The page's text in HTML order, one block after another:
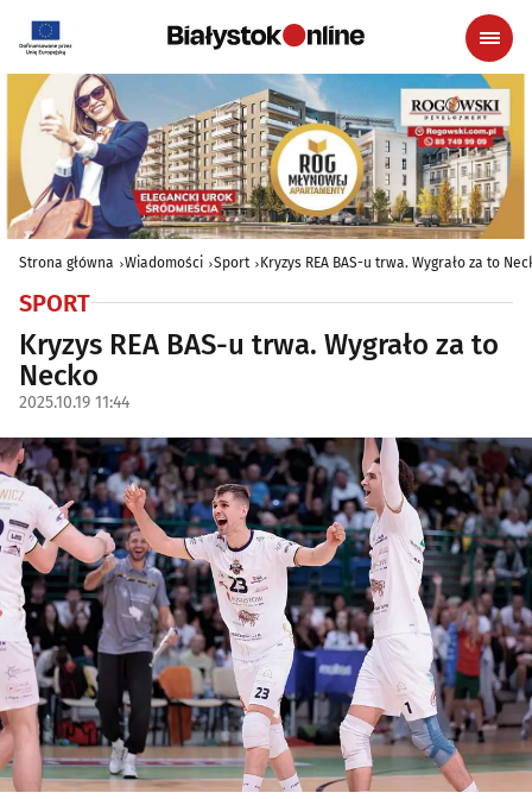
Strona główna Wiadomości Sport Kryzys REA BAS-u trwa. Wygrało za to
SPORT
Kryzys REA BAS-u trwa. Wygrało za to
Necko
2025.10.19 11:44